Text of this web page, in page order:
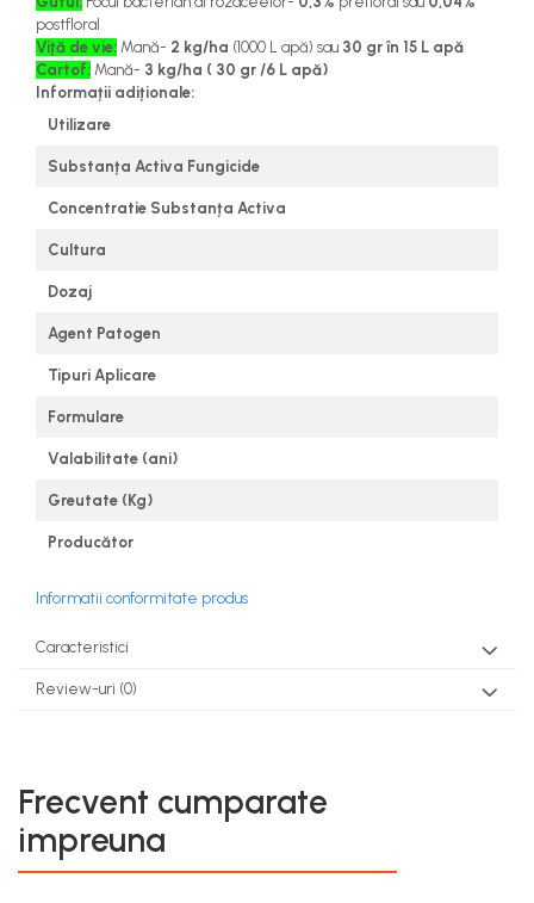
postfloral
Viță de vie: Mană- 2 kg/ha (1000 L apă) sau 30 gr în 15 L apă
Cartof: Mană- 3 kg/ha ( 30 gr /6 L apă)
Informații adiționale:
Utilizare
Substanța Activa Fungicide
Concentratie Substanța Activa
Cultura
Dozaj
Agent Patogen
Tipuri Aplicare
Formulare
Valabilitate (ani)
Greutate (Kg)
Producător
Informatii conformitate produs
Caracteristici
Review-uri (0)
Frecvent cumparate
impreuna